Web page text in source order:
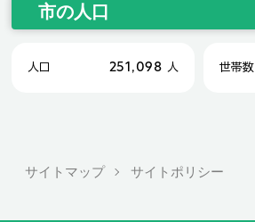
市の人口
人口 251,098 人 世帯数
サイトマップ サイトポリシー